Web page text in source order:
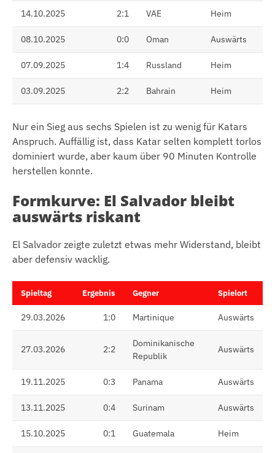
14.10.2025 2:1 VAE Heim
08.10.2025 0:0 Oman Auswärts
07.09.2025 1:4 Russland Heim
03.09.2025 2:2 Bahrain Heim
Nur ein Sieg aus sechs Spielen ist zu wenig für Katars
Anspruch. Auffällig ist, dass Katar selten komplett torlos
dominiert wurde, aber kaum über 90 Minuten Kontrolle
herstellen konnte.
Formkurve: El Salvador bleibt
auswärts riskant
El Salvador zeigte zuletzt etwas mehr Widerstand, bleibt
aber defensiv wacklig.
Spieltag Ergebnis Gegner Spielort
29.03.2026 1:0 Martinique Auswärts
27.03.2026 2:2
Dominikanische
Republik
Auswärts
19.11.2025 0:3 Panama Auswärts
13.11.2025 0:4 Surinam Auswärts
15.10.2025 0:1 Guatemala Heim